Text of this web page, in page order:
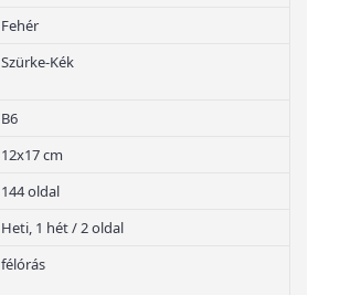
Fehér
Szürke-Kék
B6
12x17 cm
144 oldal
Heti, 1 hét / 2 oldal
félórás